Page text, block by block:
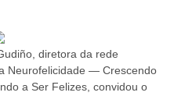
diretora da rede
Neurofelicidade — Crescendo
a Ser Felizes, convidou o